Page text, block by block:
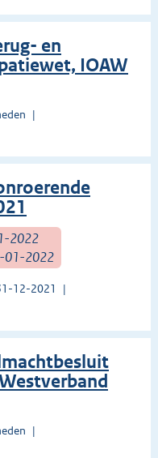
en
IOAW
2022
01-2022
12-2021